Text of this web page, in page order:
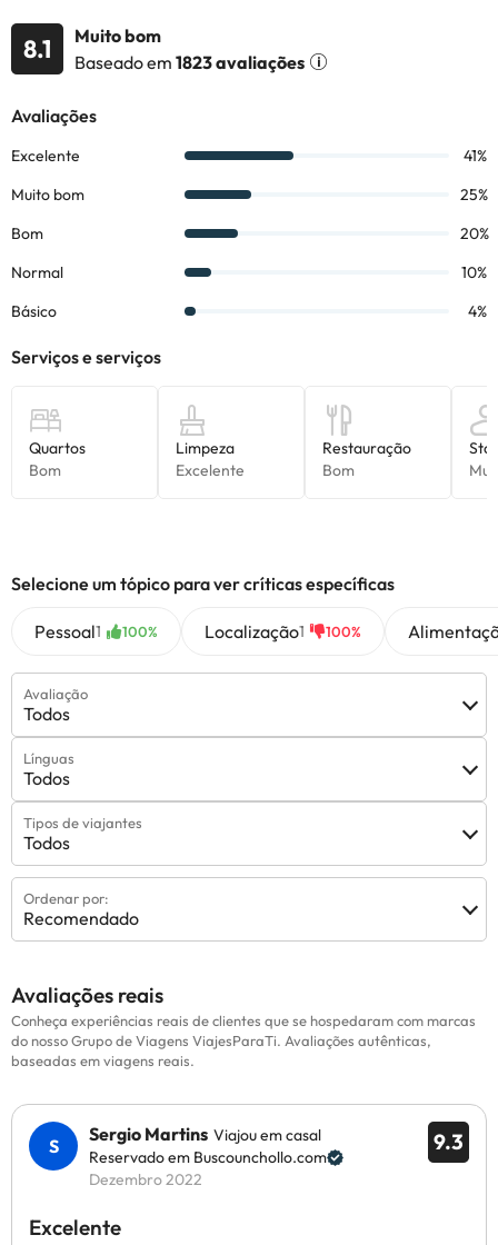
Alguns dos serviços detalhados podem ser pagos. Você pode
verificar as tarifas diretamente no estabelecimento. Estas
informações estão sujeitas a alterações pelo alojamento.
Alguns dos serviços indicados podem ter custos adicionais. Pode
Todas as informações desta página estão sujeitas a alterações
8.1
Muito bom
Baseado em 1823 avaliações
Selecione um tópico para ver críticas específicas
Pessoal1 100% Localização1 100%
Avaliação
Todos
Línguas
Todos
Tipos de viajantes
Todos
Ordenar por:
Recomendado
Avaliações reais
Conheça experiências reais de clientes que se hospedaram com marcas
do nosso Grupo de Viagens ViajesParaTi. Avaliações autênticas,
baseadas em viagens reais.
9.3
Sergio Martins Viajou em casal
Reservado em Buscounchollo.com
Dezembro 2022
Excelente